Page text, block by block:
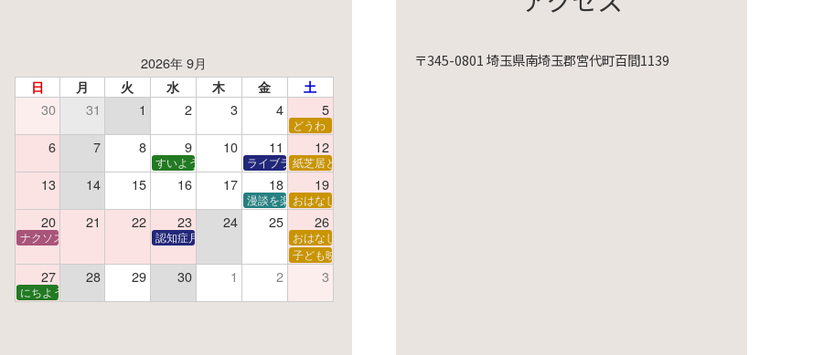
】親子で挑戦！調べ学習ワークショップ
休み読書感想文教室
そび教室
紙
楽しむおはなしと映画の会
楽しむおはなしと映画の会
2026年 9月
日 月 火 水 木 金 土
30 31 1 2 3 4 5
どうわ
6 7 8 9 10 11 12
すいようえほん ライブラリーシアター
紙芝居と折り紙
13 14 15 16 17 18 19
漫談を楽しむ会 ～漫談DVD上映会～
おはなし会
20 21 22 23 24 25 26
ナクソス音楽会 第6回 宇宙を感じるクラシック認知症月間 特別映画会「調査屋マオさんの恋文」
おはなし会
子ども映画会
27 28 29 30 1 2 3
にちようえほん
〒345-0801 埼玉県南埼玉郡宮代町百間1139